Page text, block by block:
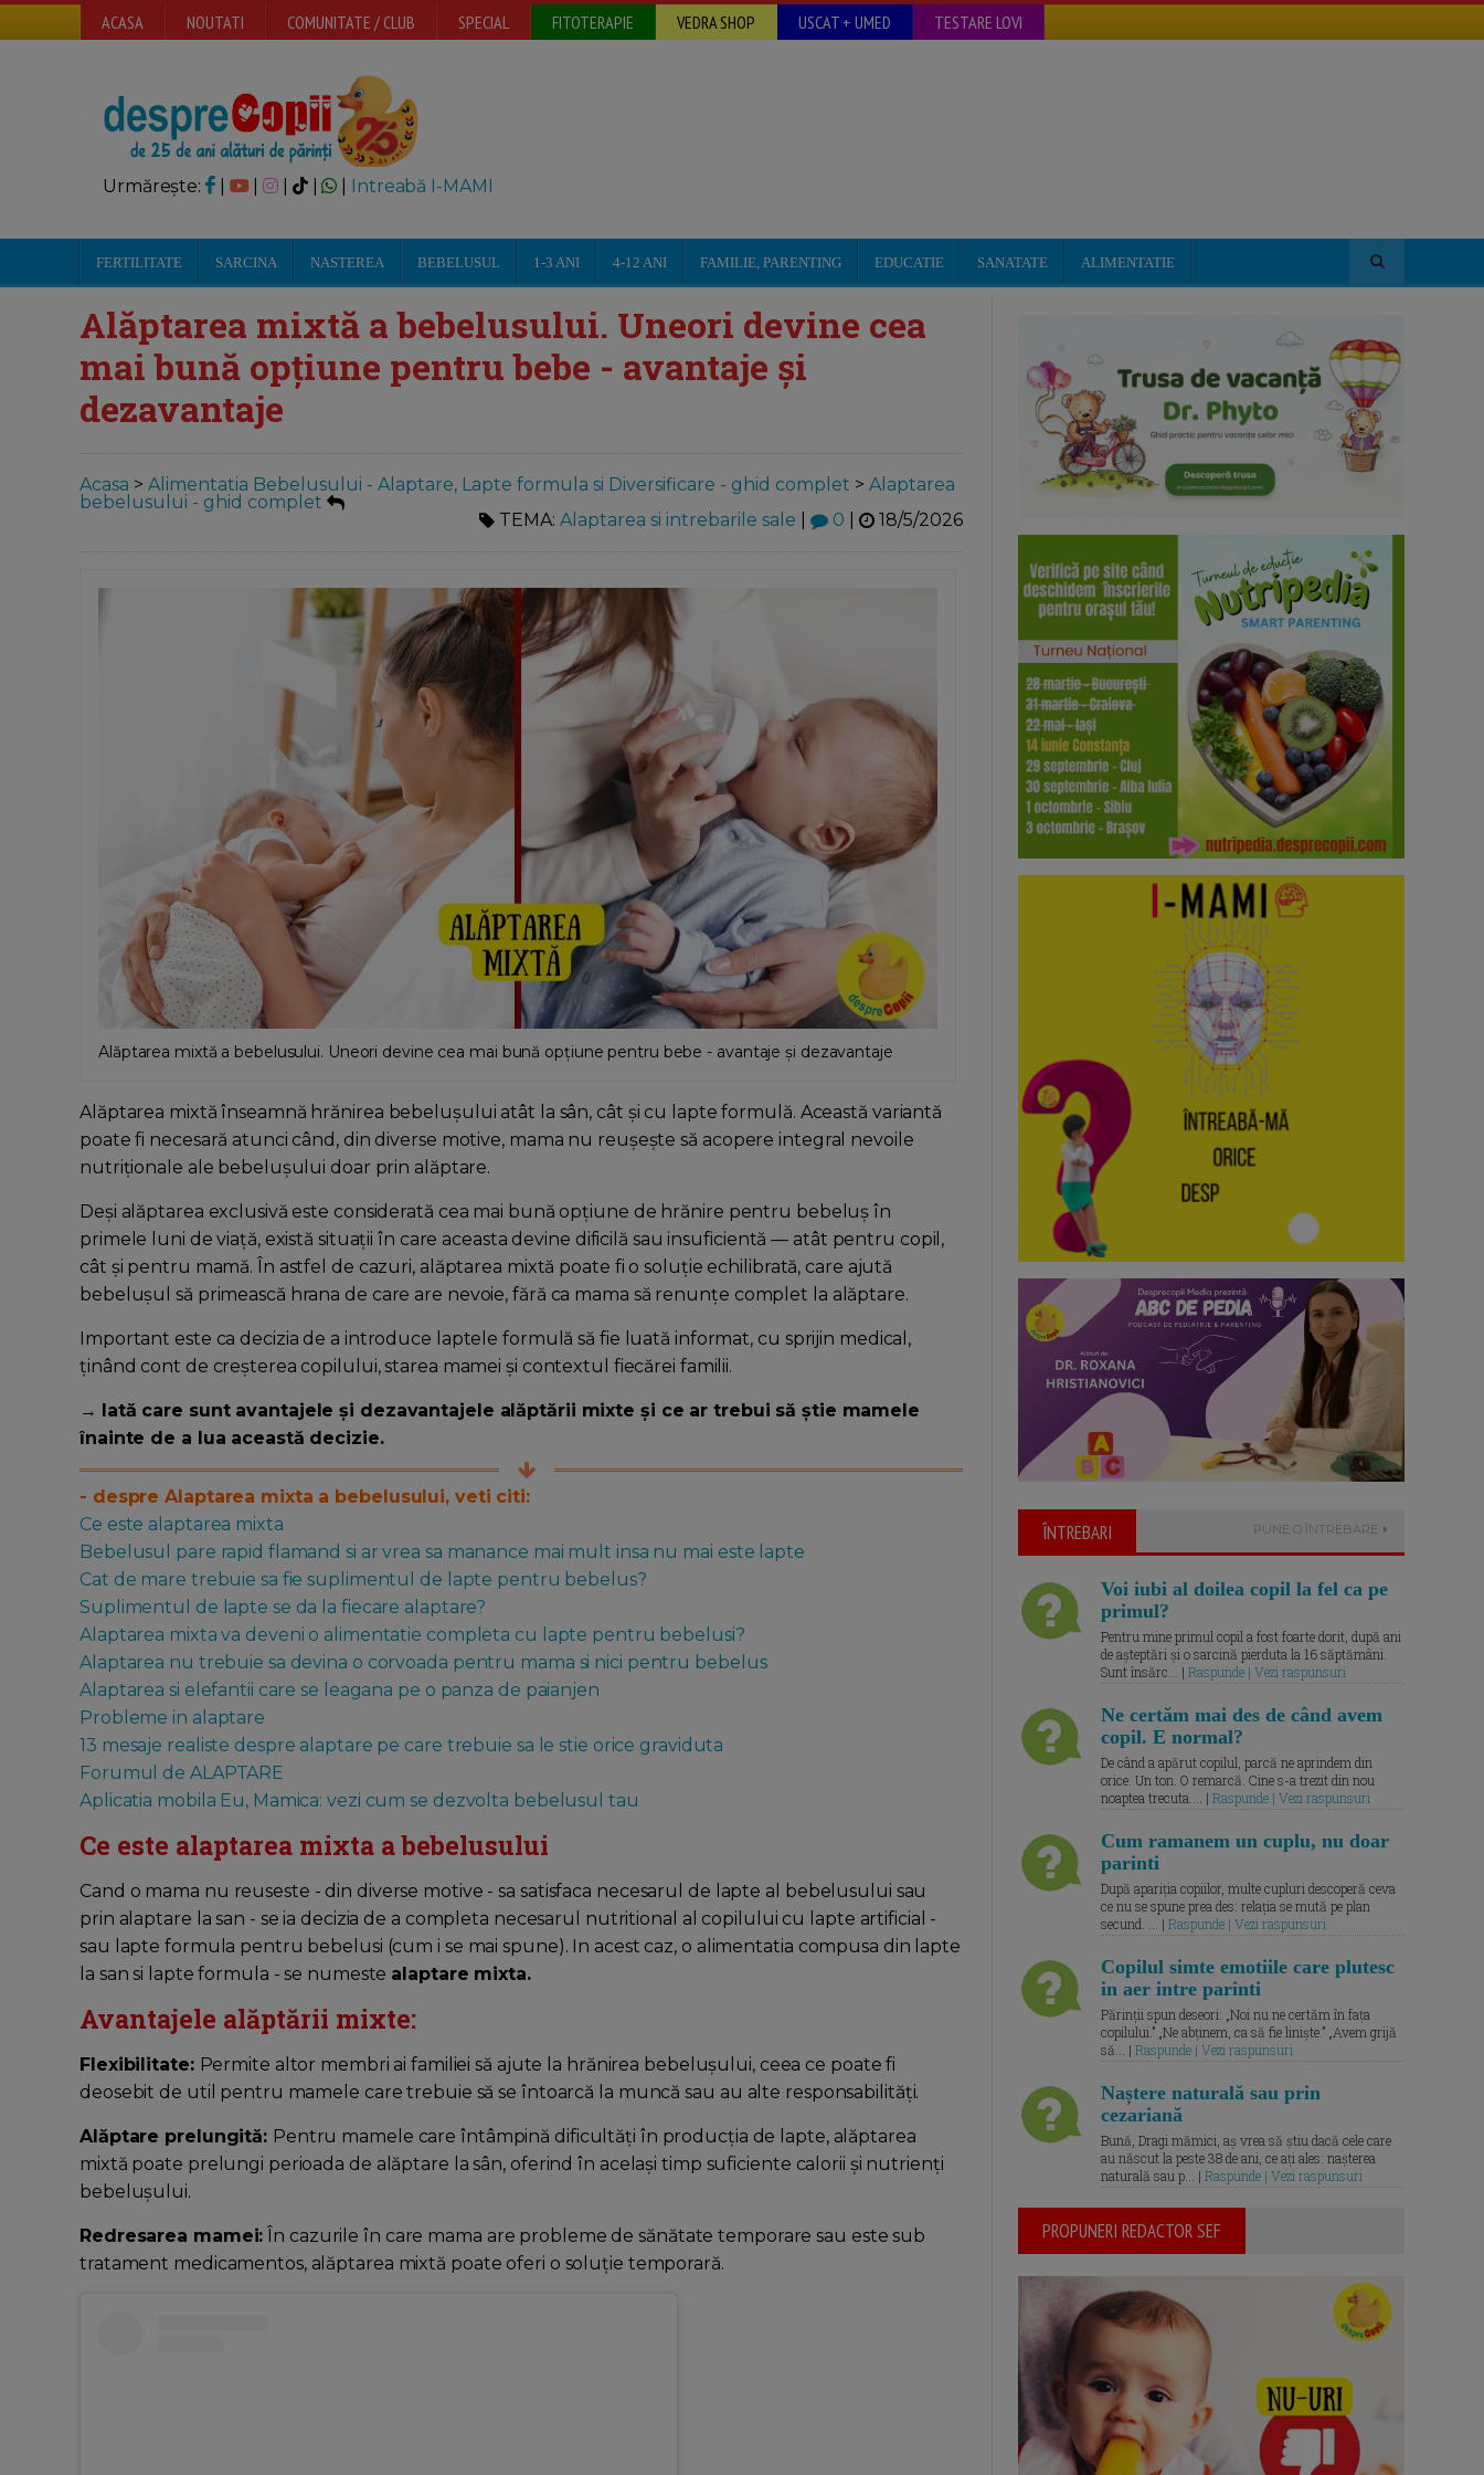
ACASA NOUTATI COMUNITATE / CLUB SPECIAL FITOTERAPIE VEDRA SHOP USCAT + UMED TESTARE LOVI
Urmărește: | | Intreabă I-MAMI
FERTILITATE SARCINA NASTEREA BEBELUSUL 1-3 ANI 4-12 ANI FAMILIE, PARENTING EDUCATIE SANATATE ALIMENTATIE
Alăptarea mixtă a bebelusului. Uneori devine cea
mai bună opțiune pentru bebe - avantaje și
dezavantaje
Acasa > Alimentatia Bebelusului - Alaptare, Lapte formula si Diversificare - ghid complet > Alaptarea
bebelusului - ghid complet
TEMA: Alaptarea si intrebarile sale 0 18/5/2026
Alăptarea mixtă a bebelusului. Uneori devine cea mai bună opțiune pentru bebe - avantaje și dezavantaje
Alăptarea mixtă înseamnă hrănirea bebelușului atât la sân, cât și cu lapte formulă. Această variantă
poate fi necesară atunci când, din diverse motive, mama nu reușește să acopere integral nevoile
nutriționale ale bebelușului doar prin alăptare.
Deși alăptarea exclusivă este considerată cea mai bună opțiune de hrănire pentru bebeluș în
primele luni de viață, există situații în care aceasta devine dificilă sau insuficientă — atât pentru copil,
cât și pentru mamă. În astfel de cazuri, alăptarea mixtă poate fi o soluție echilibrată, care ajută
bebelușul să primească hrana de care are nevoie, fără ca mama să renunțe complet la alăptare.
Important este ca decizia de a introduce laptele formulă să fie luată informat, cu sprijin medical,
ținând cont de creșterea copilului, starea mamei și contextul fiecărei familii.
→
Iată care sunt avantajele și dezavantajele alăptării mixte și ce ar trebui să știe mamele
înainte de a lua această decizie.
- despre Alaptarea mixta a bebelusului, veti citi:
Ce este alaptarea mixta
Bebelusul pare rapid flamand si ar vrea sa manance mai mult insa nu mai este lapte
Cat de mare trebuie sa fie suplimentul de lapte pentru bebelus?
Suplimentul de lapte se da la fiecare alaptare?
Alaptarea mixta va deveni o alimentatie completa cu lapte pentru bebelusi?
Alaptarea nu trebuie sa devina o corvoada pentru mama si nici pentru bebelus
Alaptarea si elefantii care se leagana pe o panza de paianjen
Probleme in alaptare
13 mesaje realiste despre alaptare pe care trebuie sa le stie orice graviduta
Forumul de ALAPTARE
Aplicatia mobila Eu, Mamica: vezi cum se dezvolta bebelusul tau
Ce este alaptarea mixta a bebelusului
Cand o mama nu reuseste - din diverse motive - sa satisfaca necesarul de lapte al bebelusului sau
prin alaptare la san - se ia decizia de a completa necesarul nutritional al copilului cu lapte artificial -
sau lapte formula pentru bebelusi (cum i se mai spune). In acest caz, o alimentatia compusa din lapte
la san si lapte formula - se numeste alaptare mixta.
Avantajele alăptării mixte:
Flexibilitate: Permite altor membri ai familiei să ajute la hrănirea bebelușului, ceea ce poate fi
deosebit de util pentru mamele care trebuie să se întoarcă la muncă sau au alte responsabilități.
Alăptare prelungită: Pentru mamele care întâmpină dificultăți în producția de lapte, alăptarea
mixtă poate prelungi perioada de alăptare la sân, oferind în același timp suficiente calorii și nutrienți
bebelușului.
Redresarea mamei: În cazurile în care mama are probleme de sănătate temporare sau este sub
tratament medicamentos, alăptarea mixtă poate oferi o soluție temporară.
ÎNTREBARI PUNE O ÎNTREBARE
Voi iubi al doilea copil la fel ca pe
primul?
Pentru mine primul copil a fost foarte dorit, după ani
de așteptări și o sarcină pierduta la 16 săptămâni.
Sunt însărc... | Raspunde | Vezi raspunsuri
Ne certăm mai des de când avem
copil. E normal?
De când a apărut copilul, parcă ne aprindem din
orice. Un ton. O remarcă. Cine s-a trezit din nou
noaptea trecuta.... | Raspunde | Vezi raspunsuri
Cum ramanem un cuplu, nu doar
parinti
După apariția copiilor, multe cupluri descoperă ceva
ce nu se spune prea des: relația se mută pe plan
secund. ... | Raspunde | Vezi raspunsuri
Copilul simte emotiile care plutesc
in aer intre parinti
Părinții spun deseori: „Noi nu ne certăm în fața
copilului.” „Ne abținem, ca să fie liniște.” „Avem grijă
să... | Raspunde | Vezi raspunsuri
Naștere naturală sau prin
cezariană
Bună, Dragi mămici, aș vrea să știu dacă cele care
au născut la peste 38 de ani, ce ați ales: nașterea
naturală sau p... | Raspunde | Vezi raspunsuri
PROPUNERI REDACTOR SEF